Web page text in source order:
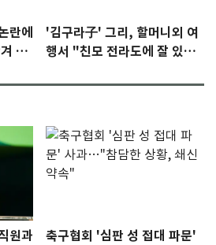
란에
미
'김구라子' 그리, 할머니외 여
행서 "친모 전라도에 잘 있
원과
축구협회 '심판 성 접대 파문'